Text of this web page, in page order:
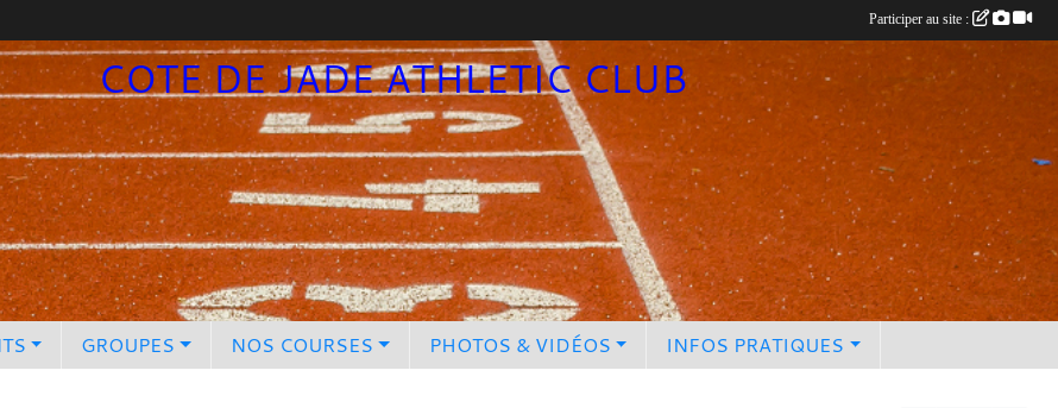
COTE DE JADE ATHLETIC CLUB
GROUPES NOS COURSES PHOTOS & VIDÉOS INFOS PRATIQUES
Participer au site :